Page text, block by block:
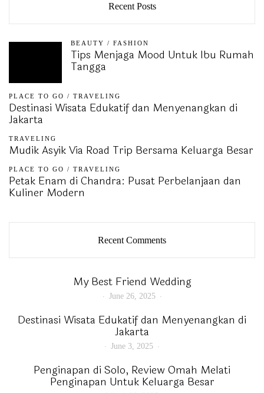
Recent Posts
BEAUTY / FASHION
Tips Menjaga Mood Untuk Ibu Rumah
Tangga
PLACE TO GO / TRAVELING
Destinasi Wisata Edukatif dan Menyenangkan di
Jakarta
TRAVELING
Mudik Asyik Via Road Trip Bersama Keluarga Besar
PLACE TO GO / TRAVELING
Petak Enam di Chandra: Pusat Perbelanjaan dan
Kuliner Modern
Recent Comments
My Best Friend Wedding
June 26, 2025
Destinasi Wisata Edukatif dan Menyenangkan di
Jakarta
June 3, 2025
Penginapan di Solo, Review Omah Melati
Penginapan Untuk Keluarga Besar